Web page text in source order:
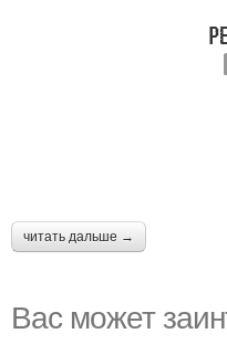
читать дальше →
Вас может